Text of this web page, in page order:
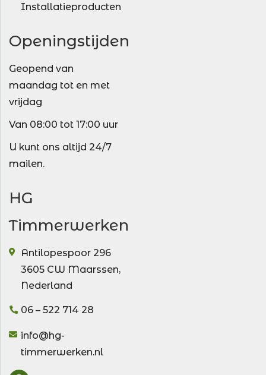
Installatieproducten
Openingstijden
Geopend van
maandag tot en met
vrijdag
Van 08:00 tot 17:00 uur
U kunt ons altijd 24/7
mailen.
HG
Timmerwerken
Antilopespoor 296
3605 CW Maarssen,
Nederland
06 – 522 714 28
info@hg-
timmerwerken.nl